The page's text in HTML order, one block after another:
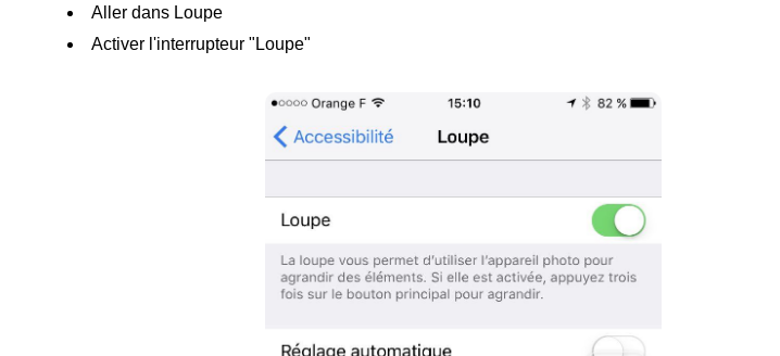
Aller dans Loupe
Activer l'interrupteur "Loupe"